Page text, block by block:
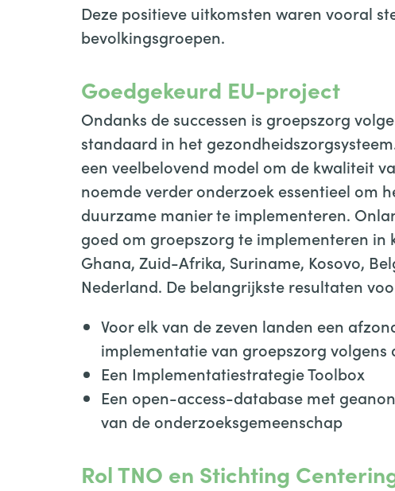
Deze positieve uitkomsten waren vooral
bevolkingsgroepen.
Goedgekeurd EU-project
Ondanks de successen is groepszorg
standaard in het
een veelbelovend model om de kwaliteit
noemde verder onderzoek essentieel om
duurzame manier te implementeren.
goed om groepszorg te implementeren in
Ghana, Zuid-Afrika, Suriname, Kosovo,
Nederland. De belangrijkste resultaten
Voor elk van de zeven landen een
implementatie van groepszorg
Een Implementatiestrategie Toolbox
Een open-access-database met
van de onderzoeksgemeenschap
Rol TNO en Stichting